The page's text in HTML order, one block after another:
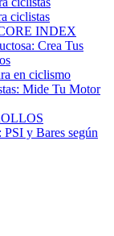
ciclistas
INDEX
Crea Tus
en ciclismo
Mide Tu Motor
y Bares según